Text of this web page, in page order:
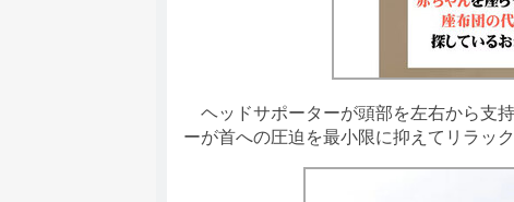
ヘッドサポーターが頭部を左右から支
ーが首への圧迫を最小限に抑えてリラッ